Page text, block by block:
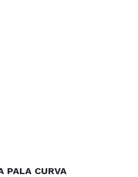
PALA CURVA